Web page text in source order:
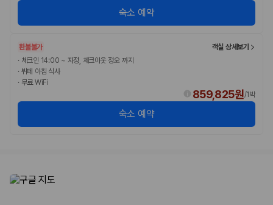
숙소 예약
환불불가
객실 상세보기
· 체크인 14:00 ~ 자정, 체크아웃 정오 까지
· 뷔페 아침 식사
· 무료 WiFi
859,825원/1박
숙소 예약